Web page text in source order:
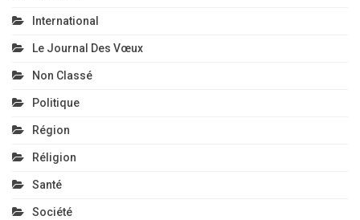
International
Le Journal Des Vœux
Non Classé
Politique
Région
Réligion
Santé
Société